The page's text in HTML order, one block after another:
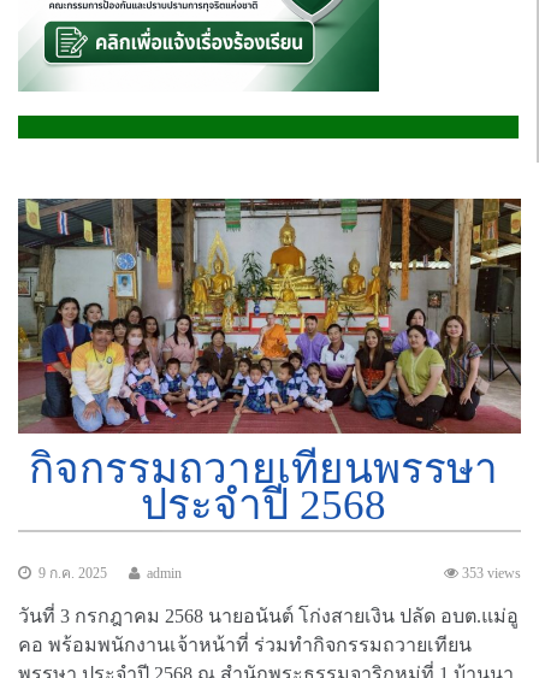
กิจกรรมถวายเทียนพรรษา
ประจำปี 2568
9 ก.ค. 2025 353 views
admin
วันที่ 3 กรกฎาคม 2568 นายอนันต์ โก่งสายเงิน ปลัด อบต.แม่อู
คอ พร้อมพนักงานเจ้าหน้าที่ ร่วมทำกิจกรรมถวายเทียน